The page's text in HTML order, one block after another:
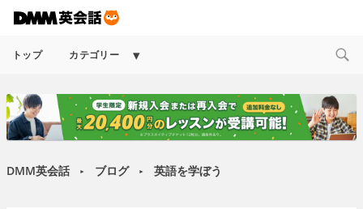
トップ カテゴリー
Expand
menu
DMM英会話 ► ブログ ► 英語を学ぼう